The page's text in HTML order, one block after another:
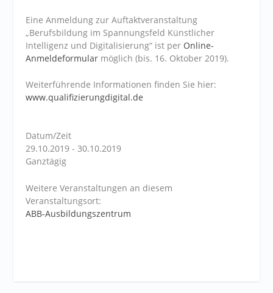
Eine Anmeldung zur Auftaktveranstaltung
„Berufsbildung im Spannungsfeld Künstlicher
Intelligenz und Digitalisierung“ ist per Online-
Anmeldeformular möglich (bis. 16. Oktober 2019).
Weiterführende Informationen finden Sie hier:
www.qualifizierungdigital.de
Datum/Zeit
29.10.2019 - 30.10.2019
Ganztägig
Weitere Veranstaltungen an diesem
Veranstaltungsort:
ABB-Ausbildungszentrum